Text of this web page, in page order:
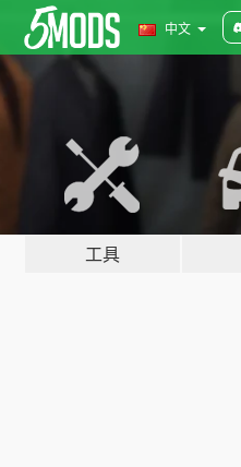
中文
工具